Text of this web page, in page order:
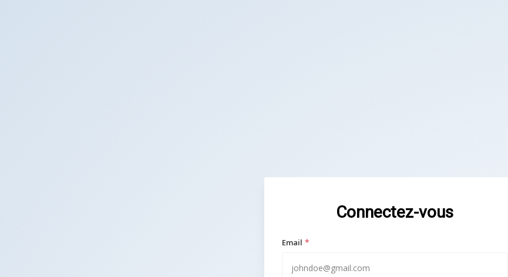
Connectez-vous
Email *